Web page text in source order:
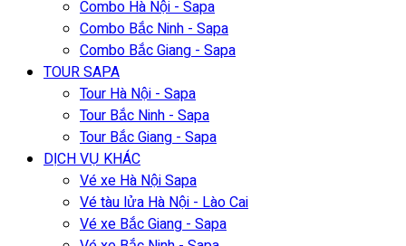
Combo Hà Nội - Sapa
Combo Bắc Ninh - Sapa
Combo Bắc Giang - Sapa
TOUR SAPA
Tour Hà Nội - Sapa
Tour Bắc Ninh - Sapa
Tour Bắc Giang - Sapa
DỊCH VỤ KHÁC
Vé xe Hà Nội Sapa
Vé tàu lửa Hà Nội - Lào Cai
Vé xe Bắc Giang - Sapa